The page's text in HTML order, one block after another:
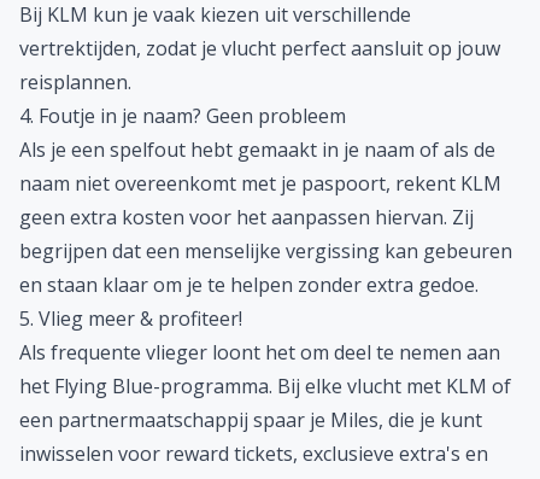
Bij KLM kun je vaak kiezen uit verschillende
vertrektijden, zodat je vlucht perfect aansluit op jouw
reisplannen.
4. Foutje in je naam? Geen probleem
Als je een spelfout hebt gemaakt in je naam of als de
naam niet overeenkomt met je paspoort, rekent KLM
geen extra kosten voor het aanpassen hiervan. Zij
begrijpen dat een menselijke vergissing kan gebeuren
en staan klaar om je te helpen zonder extra gedoe.
5. Vlieg meer & profiteer!
Als frequente vlieger loont het om deel te nemen aan
het Flying Blue-programma. Bij elke vlucht met KLM of
een partnermaatschappij spaar je Miles, die je kunt
inwisselen voor reward tickets, exclusieve extra's en